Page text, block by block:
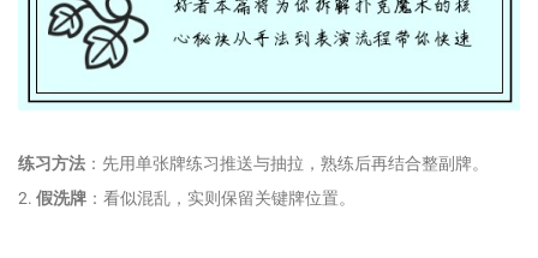
练习方法 ：先用单张牌练习推送与抽拉，熟练后再结合整副牌。
2. 假洗牌 ：看似混乱，实则保留关键牌位置。